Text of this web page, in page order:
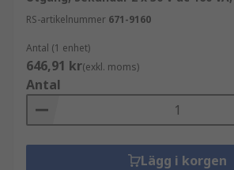
RS-artikelnummer 671-9160
Antal (1 enhet)
646,91 kr(exkl. moms)
Antal
Lägg i korgen